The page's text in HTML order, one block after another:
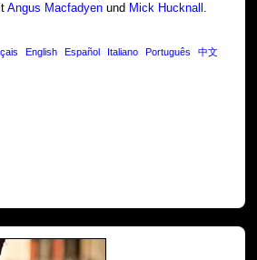
Angus Macfadyen und Mick Hucknall .
English Español Italiano Português 中文